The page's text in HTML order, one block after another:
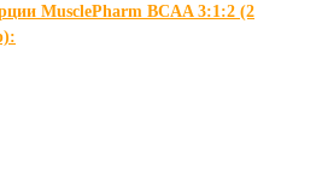
MusclePharm BCAA 3:1:2 (2